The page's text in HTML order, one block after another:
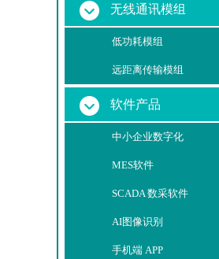
无线通讯模组
低功耗模组
远距离传输模组
软件产品
中小企业数字化
MES软件
SCADA 数采软件
AI图像识别
手机端 APP